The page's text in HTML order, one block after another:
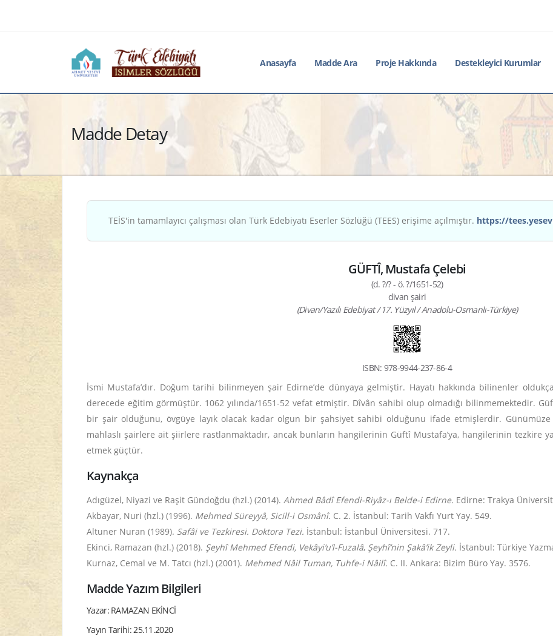
Anasayfa Madde Ara Proje Hakkında Destekleyici Kurumlar
Madde Detay
TEİS'in tamamlayıcı çalışması olan Türk Edebiyatı Eserler Sözlüğü (TEES) erişime açılmıştır. https://
GÜFTÎ, Mustafa Çelebi
(d. ?/? - ö. ?/1651-52)
divan şairi
(Divan/Yazılı Edebiyat / 17. Yüzyıl / Anadolu-Osmanlı-Türkiye)
ISBN: 978-9944-237-86-4
İsmi Mustafa’dır. Doğum tarihi bilinmeyen şair Edirne’de dünyaya gelmiştir. Hayatı hakkında bilinenler
derecede eğitim görmüştür. 1062 yılında/1651-52 vefat etmiştir. Dîvân sahibi olup olmadığı bilinmemektedir.
bir şair olduğunu, övgüye layık olacak kadar olgun bir şahsiyet sahibi olduğunu ifade etmişlerdir. Günümüze
mahlaslı şairlere ait şiirlere rastlanmaktadır, ancak bunların hangilerinin Güftî Mustafa’ya, hangilerinin tezkire
etmek güçtür.
Kaynakça
Adıgüzel, Niyazi ve Raşit Gündoğdu (hzl.) (2014). Ahmed Bâdî Efendi-Riyâz-ı Belde-i Edirne. Edirne: Trakya
Akbayar, Nuri (hzl.) (1996). Mehmed Süreyyâ, Sicill-i Osmânî. C. 2. İstanbul: Tarih Vakfı Yurt Yay. 549.
Altuner Nuran (1989). Safâi ve Tezkiresi. Doktora Tezi. İstanbul: İstanbul Üniversitesi. 717.
Ekinci, Ramazan (hzl.) (2018). Şeyhî Mehmed Efendi, Vekâyi‘u’l-Fuzalâ, Şeyhî’nin Şakâ’ik Zeyli. İstanbul: Türkiye
Kurnaz, Cemal ve M. Tatcı (hzl.) (2001). Mehmed Nâil Tuman, Tuhfe-i Nâilî. C. II. Ankara: Bizim Büro Yay. 3576.
Madde Yazım Bilgileri
Yazar: RAMAZAN EKİNCİ
Yayın Tarihi: 25.11.2020